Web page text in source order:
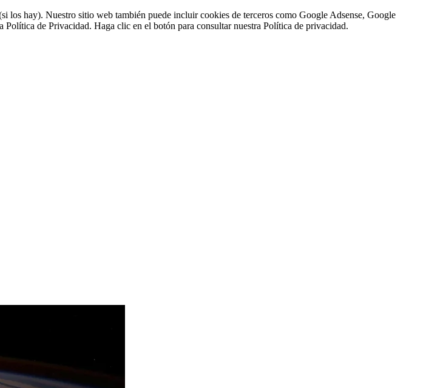
los hay). Nuestro sitio web también puede incluir cookies de terceros como Google Adsense, Google
de Privacidad. Haga clic en el botón para consultar nuestra Política de privacidad.